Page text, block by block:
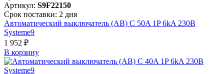
Артикул: S9F22150
Срок поставки: 2 дня
Автоматический выключатель (АВ) C 50A 1P 6kA 230В
Systeme9
1 952 ₽
В корзинy